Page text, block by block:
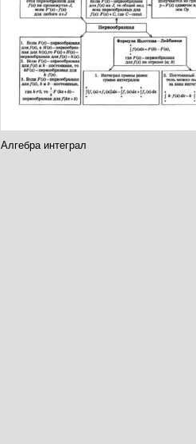
Алгебра интеграл